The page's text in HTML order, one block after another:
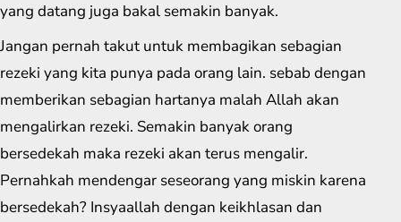
yang datang juga bakal semakin banyak.
Jangan pernah takut untuk membagikan sebagian
rezeki yang kita punya pada orang lain. sebab dengan
memberikan sebagian hartanya malah Allah akan
mengalirkan rezeki. Semakin banyak orang
bersedekah maka rezeki akan terus mengalir.
Pernahkah mendengar seseorang yang miskin karena
bersedekah? Insyaallah dengan keikhlasan dan